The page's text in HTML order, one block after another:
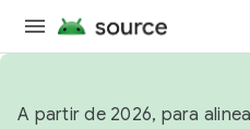
A partir de 2026, para